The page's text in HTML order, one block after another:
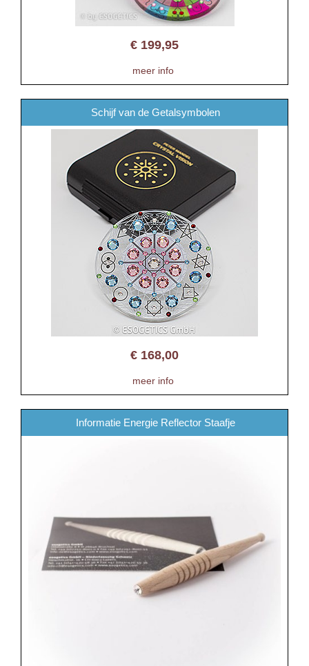
€ 199,95
meer info
Schijf van de Getalsymbolen
€ 168,00
meer info
Informatie Energie Reflector Staafje